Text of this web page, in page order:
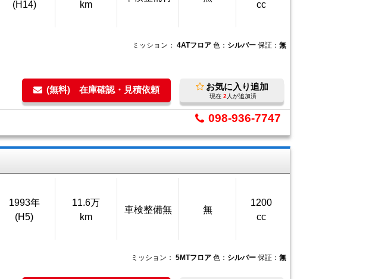
(H14)
km
cc
ミッション： 4ATフロア 色： シルバー 保証： 無
(無料) 在庫確認・見積依頼 お気に入り追加
現在 2 人が追加済
098-936-7747
1993年
(H5)
11.6万
km
車検整備無 無
1200
cc
ミッション： 5MTフロア 色： シルバー 保証： 無